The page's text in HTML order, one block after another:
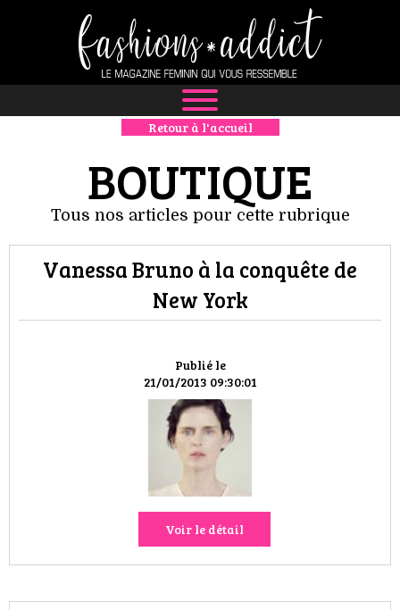
NEWS
MODE
LUXE
DÉFILÉS
BOUTIQUE
CULTURE
HIGH TECH
MAISON
AUTO
LIEUX TENDANCES
Retour à l'accueil
BOUTIQUE
Tous nos articles pour cette rubrique
Publié le
21/01/2013 09:30:01
Vanessa Bruno à la conquête de
New York
Voir le détail